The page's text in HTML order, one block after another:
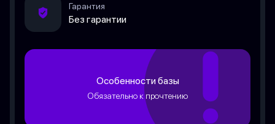
Гарантия
Без гарантии
Особенности базы
Обязательно к прочтению